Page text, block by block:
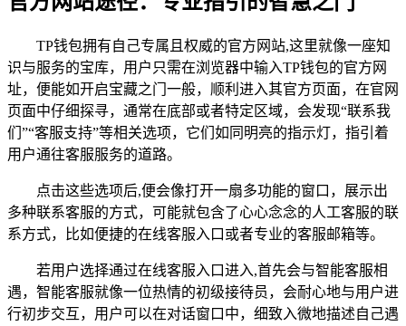
TP钱包拥有自己专属且权威的官方网站,这里就像一座知
识与服务的宝库，用户只需在浏览器中输入TP钱包的官方网
址，便能如开启宝藏之门一般，顺利进入其官方页面，在官网
页面中仔细探寻，通常在底部或者特定区域，会发现“联系我
们”“客服支持”等相关选项，它们如同明亮的指示灯，指引着
用户通往客服服务的道路。
点击这些选项后,便会像打开一扇多功能的窗口，展示出
多种联系客服的方式，可能就包含了心心念念的人工客服的联
系方式，比如便捷的在线客服入口或者专业的客服邮箱等。
若用户选择通过在线客服入口进入,首先会与智能客服相
遇，智能客服就像一位热情的初级接待员，会耐心地与用户进
行初步交互，用户可以在对话窗口中，细致入微地描述自己遇